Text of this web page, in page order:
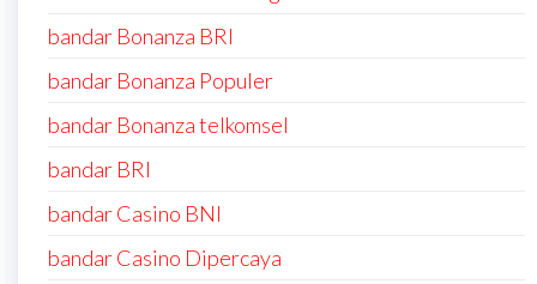
bandar Bonanza BRI
bandar Bonanza Populer
bandar Bonanza telkomsel
bandar BRI
bandar Casino BNI
bandar Casino Dipercaya